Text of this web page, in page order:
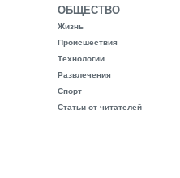
ОБЩЕСТВО
Жизнь
Происшествия
Технологии
Развлечения
Спорт
Статьи от читателей